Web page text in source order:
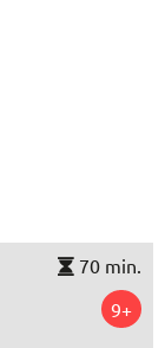
70 min.
9+